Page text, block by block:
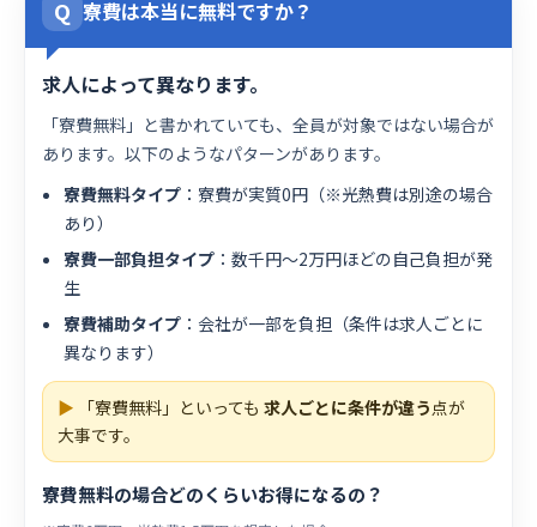
Q 寮費は本当に無料ですか？
求人によって異なります。
「寮費無料」と書かれていても、全員が対象ではない場合が
あります。以下のようなパターンがあります。
寮費無料タイプ ：寮費が実質0円（※光熱費は別途の場合
あり）
寮費一部負担タイプ ：数千円〜2万円ほどの自己負担が発
生
寮費補助タイプ ：会社が一部を負担（条件は求人ごとに
異なります）
▶ 「寮費無料」といっても 求人ごとに条件が違う点が
大事です。
寮費無料の場合どのくらいお得になるの？